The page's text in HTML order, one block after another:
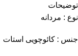
توضیحات
نوع : مردانه
جنس : کائوچویی استات